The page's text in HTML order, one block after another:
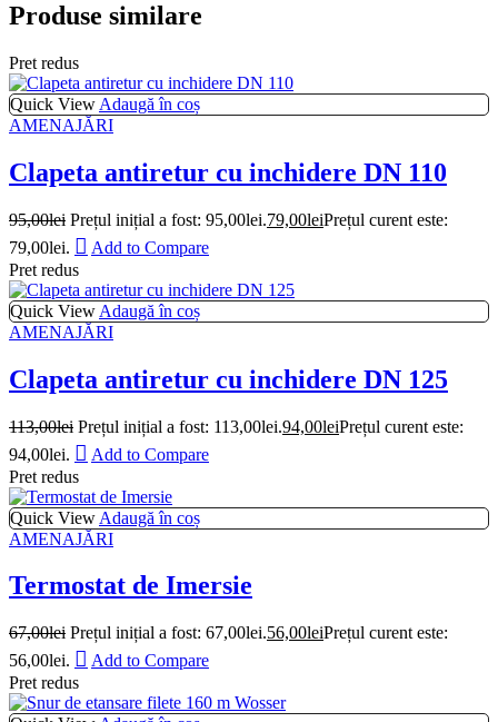
Produse similare
Pret redus
Quick View Adaugă în coș
AMENAJĂRI
Clapeta antiretur cu inchidere DN 110
95,00lei Prețul inițial a fost: 95,00lei.79,00leiPrețul curent este:
79,00lei.
Add to Compare
Pret redus
Quick View Adaugă în coș
AMENAJĂRI
Clapeta antiretur cu inchidere DN 125
113,00lei Prețul inițial a fost: 113,00lei.94,00leiPrețul curent este:
94,00lei.
Add to Compare
Pret redus
Quick View Adaugă în coș
AMENAJĂRI
Termostat de Imersie
67,00lei Prețul inițial a fost: 67,00lei.56,00leiPrețul curent este:
56,00lei.
Add to Compare
Pret redus